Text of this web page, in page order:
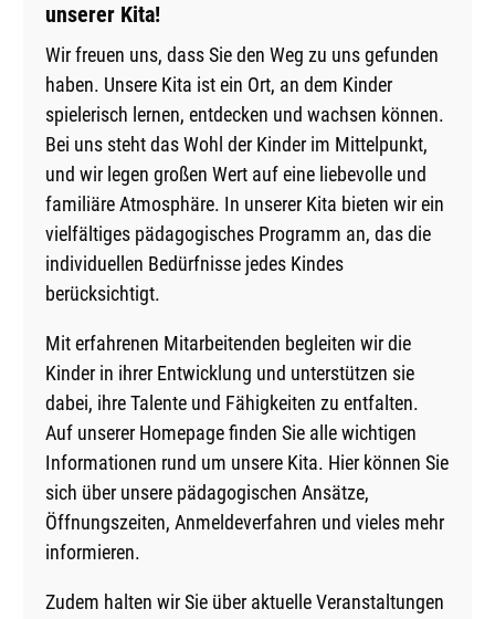
unserer Kita!
Wir freuen uns, dass Sie den Weg zu uns gefunden
haben. Unsere Kita ist ein Ort, an dem Kinder
spielerisch lernen, entdecken und wachsen können.
Bei uns steht das Wohl der Kinder im Mittelpunkt,
und wir legen großen Wert auf eine liebevolle und
familiäre Atmosphäre. In unserer Kita bieten wir ein
vielfältiges pädagogisches Programm an, das die
individuellen Bedürfnisse jedes Kindes
berücksichtigt.
Mit erfahrenen Mitarbeitenden begleiten wir die
Kinder in ihrer Entwicklung und unterstützen sie
dabei, ihre Talente und Fähigkeiten zu entfalten.
Auf unserer Homepage finden Sie alle wichtigen
Informationen rund um unsere Kita. Hier können Sie
sich über unsere pädagogischen Ansätze,
Öffnungszeiten, Anmeldeverfahren und vieles mehr
informieren.
Zudem halten wir Sie über aktuelle Veranstaltungen